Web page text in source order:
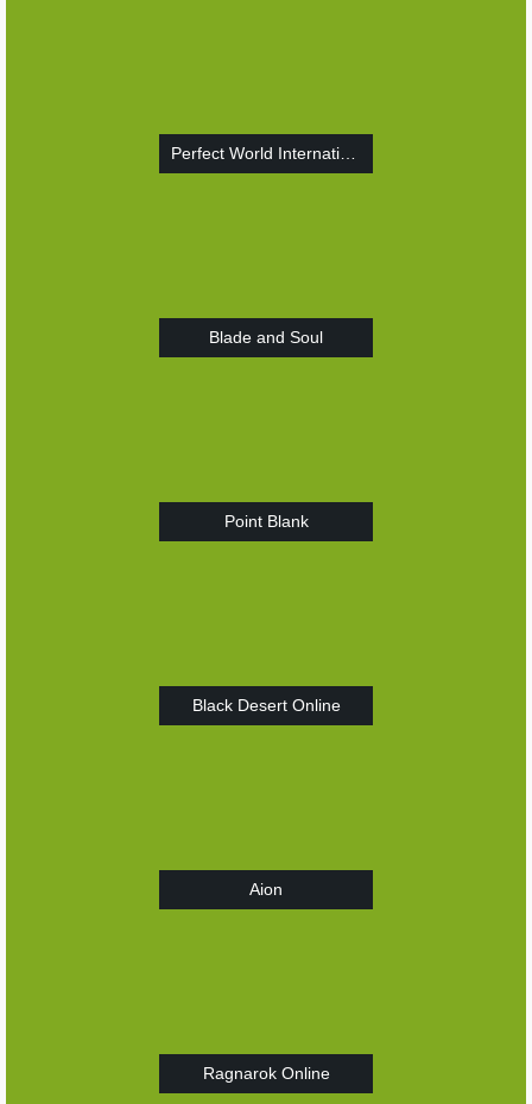
Blade and Soul
Point Blank
Black Desert Online
Aion
Ragnarok Online